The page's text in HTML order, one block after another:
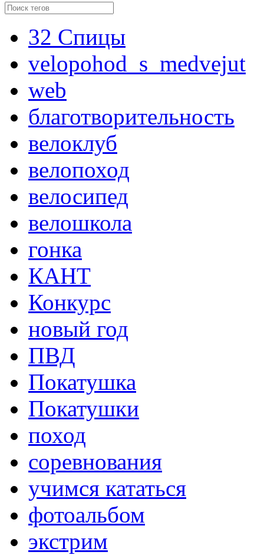
32 Спицы
velopohod_s_medvejut
web
благотворительность
велоклуб
велопоход
велосипед
велошкола
гонка
КАНТ
Конкурс
новый год
ПВД
Покатушка
Покатушки
поход
соревнования
учимся кататься
фотоальбом
экстрим